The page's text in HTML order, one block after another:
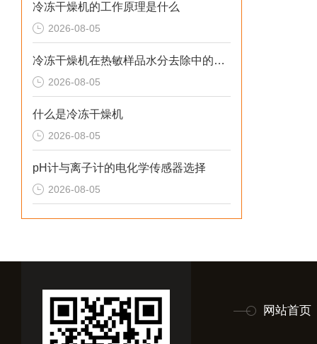
冷冻干燥机的工作原理是什么
2026-08-05
冷冻干燥机在热敏样品水分去除中的应用
2026-08-05
什么是冷冻干燥机
2026-08-05
pH计与离子计的电化学传感器选择
2026-08-05
网站首页